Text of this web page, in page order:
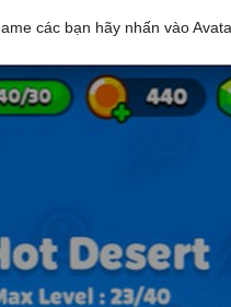
các bạn hãy nhấn vào